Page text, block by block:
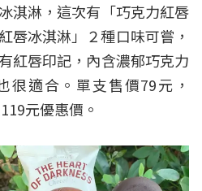
淇淋，這次有「巧克力紅唇
唇冰淇淋」２種口味可嘗，
紅唇印記，內含濃郁巧克力
很適合。單支售價79元，
元優惠價。